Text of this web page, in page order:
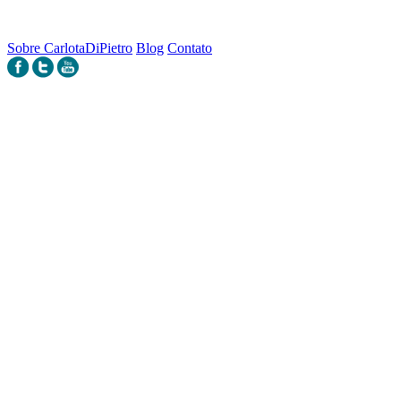
Sobre CarlotaDiPietro Blog Contato